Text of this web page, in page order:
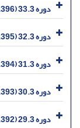
دوره 33.3 (1396)
دوره 32.3 (1395)
دوره 31.3 (1394)
دوره 30.3 (1393)
دوره 29.3 (1392)